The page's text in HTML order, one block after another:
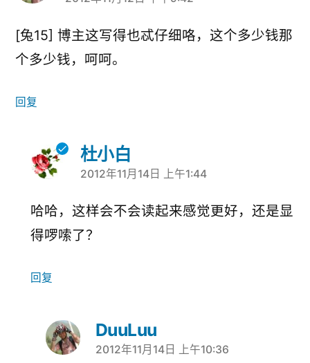
[兔15] 博主这写得也忒仔细咯，这个多少钱那
个多少钱，呵呵。
回复
杜小白
说：
2012年11月14日 上午1:44
哈哈，这样会不会读起来感觉更好，还是显
得啰嗦了？
回复
DuuLuu
说：
2012年11月14日 上午10:36